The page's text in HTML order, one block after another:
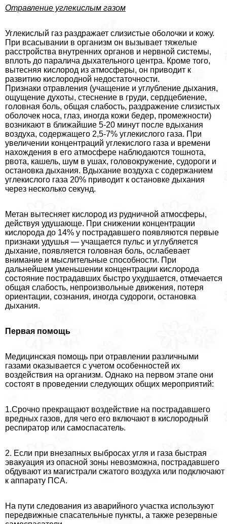
Отравление углекислым газом
Углекислый газ раздражает слизистые оболочки и кожу.
При всасывании в организм он вызывает тяжелые
расстройства внутренних органов и нервной системы,
вплоть до паралича дыхательного центра. Кроме того,
вытесняя кислород из атмосферы, он приводит к
развитию кислородной недостаточности.
Признаки отравления (учащение и углубление дыхания,
ощущение духоты, стеснение в гpyди, сердцебиение,
головная боль, общая слабость, раздражение слизистых
оболочек носа, глаз, иногда кожи бедер, промежности)
возникают в ближайшие 5-20 минут после вдыхания
воздуха, содержащего 2,5-7% углекислого газа. При
увеличении концентраций углекислого газа и времени
нахождения в его атмосфере наблюдаются тошнота,
рвота, кашель, шум в ушах, головокружение, судороги и
остановка дыхания. Вдыхание воздуха с содержанием
углекислого газа 20% приводит к остановке дыхания
через несколько секунд.
Метан вытесняет кислород из рудничной атмосферы,
действуя удушающе. При снижении концентрации
кислорода до 14% у пострадавшего появляются первые
признаки удушья — учащается пульс и углубляется
дыхание, появляется головная боль, ослабевает
внимание и мыслительные способности. При
дальнейшем уменьшении концентрации кислорода
состояние пострадавших быстро ухудшается, отмечается
общая слабость, непроизвольные движения, потеря
ориентации, сознания, иногда судороги, остановка
дыхания.
Первая помощь
Медицинская помощь при отравлении различными
газами оказывается с учетом особенностей их
воздействия на организм. Однако на первом этапе они
состоят в проведении следующих общих мероприятий:
1.Срочно прекращают воздействие на пострадавшего
вредных газов, для чего его включают в кислородный
респиратор или самоспасатель.
2. Если при внезапных выбросах угля и газа быстрая
эвакуация из опасной зоны невозможна, пострадавшего
обдувают из магистрали сжатого воздуха или подключают
к аппарату ПСА.
На пути следования из аварийного участка используют
передвижные спасательные пункты, а также резервные